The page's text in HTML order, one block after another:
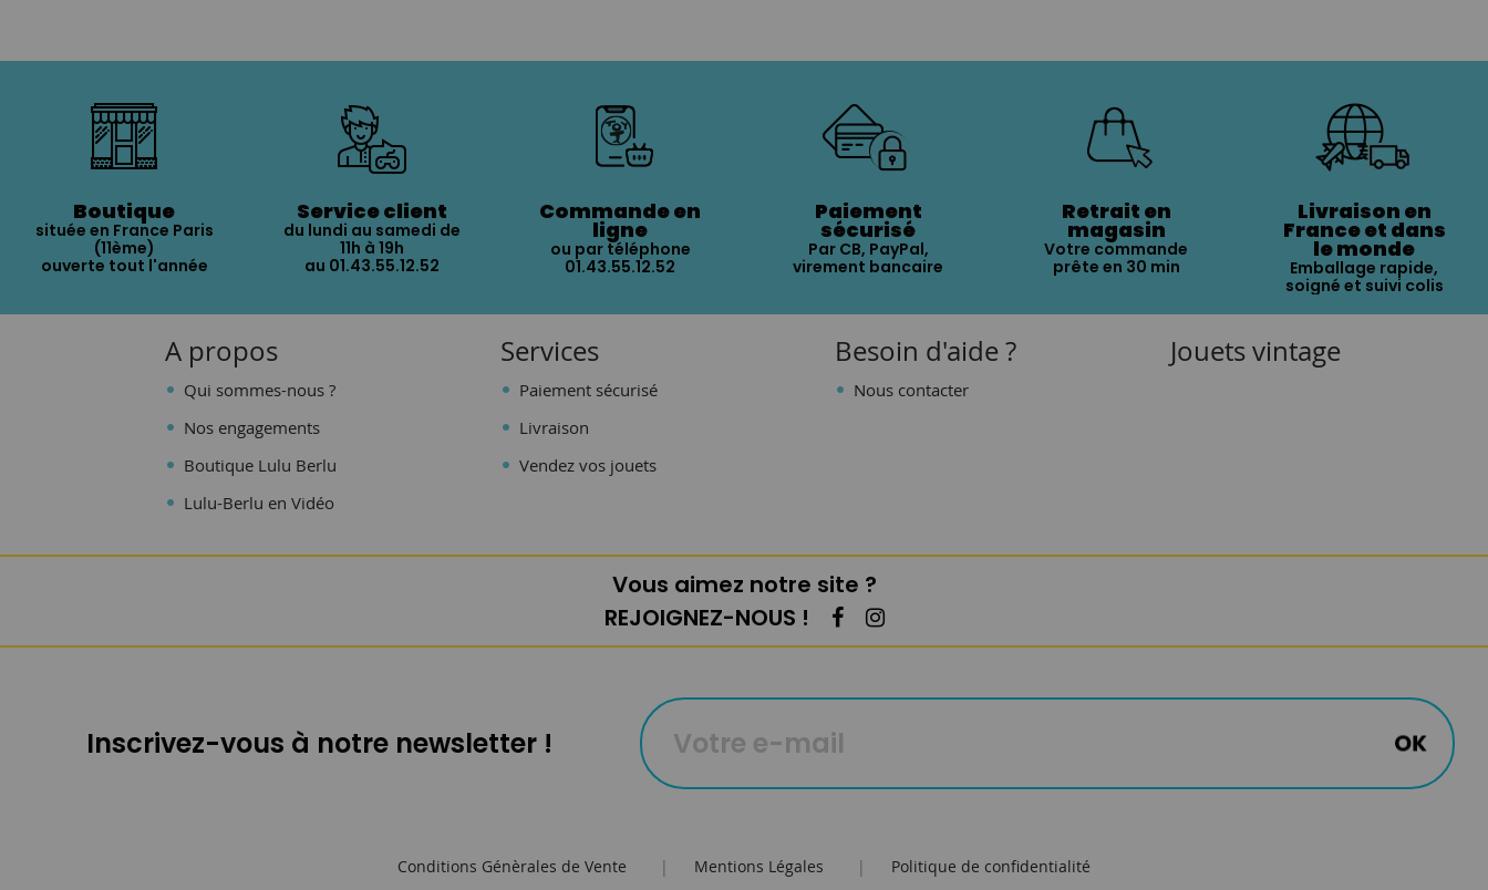
Boutique
située en France Paris
(11ème)
ouverte tout l'année
Service client
du lundi au samedi de
11h à 19h
au 01.43.55.12.52
Commande en
ligne
ou par téléphone
01.43.55.12.52
Paiement
sécurisé
Par CB, PayPal,
virement bancaire
Retrait en
magasin
Votre commande
prête en 30 min
Livraison en
France et dans
le monde
Emballage rapide,
soigné et suivi colis
A propos
Qui sommes-nous ?
Nos engagements
Boutique Lulu Berlu
Lulu-Berlu en Vidéo
Services
Paiement sécurisé
Livraison
Vendez vos jouets
Besoin d'aide ?
Nous contacter
Jouets vintage
Vous aimez notre site ?
REJOIGNEZ-NOUS !
Inscrivez-vous à notre newsletter !
Conditions Génèrales de Vente | Mentions Légales | Politique de confidentialité